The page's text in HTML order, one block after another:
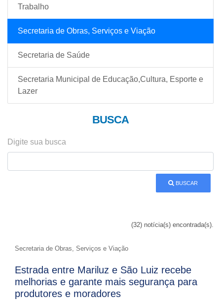
Trabalho
Secretaria de Obras, Serviços e Viação
Secretaria de Saúde
Secretaria Municipal de Educação,Cultura, Esporte e
Lazer
BUSCA
Digite sua busca
BUSCAR
(32) notícia(s) encontrada(s).
Secretaria de Obras, Serviços e Viação
Estrada entre Mariluz e São Luiz recebe
melhorias e garante mais segurança para
produtores e moradores